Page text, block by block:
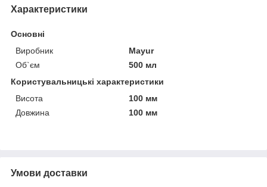
Характеристики
Основні
Виробник
Mayur
Об`єм
500 мл
Користувальницькі характеристики
Висота
100 мм
Довжина
100 мм
Умови доставки